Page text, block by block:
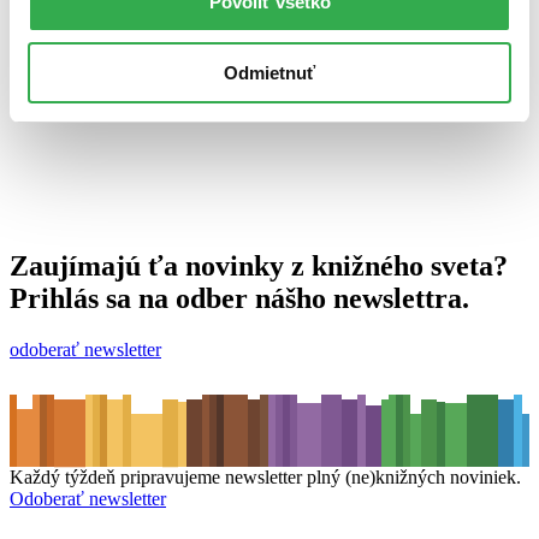
Odmietnuť
Zaujímajú ťa novinky z knižného sveta?
Prihlás sa na odber nášho newslettra.
odoberať newsletter
Každý týždeň pripravujeme newsletter plný (ne)knižných noviniek.
Odoberať newsletter